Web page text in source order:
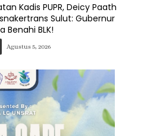
Kadis PUPR, Deicy Paath
Sulut: Gubernur
Benahi BLK!
Agustus 5, 2026